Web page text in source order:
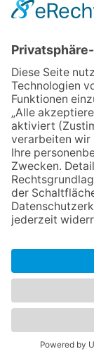
WAS
Unsere
unserer
und
»✅ Pro: